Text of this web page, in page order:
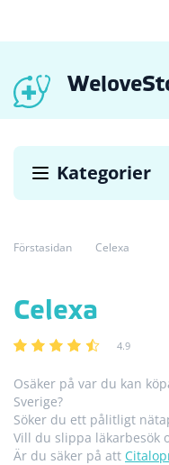
Kategorier
Förstasidan Celexa
Celexa
4.9
Osäker på var du kan
Sverige?
Söker du ett pålitligt
Vill du slippa läkarbesök
Är du säker på att